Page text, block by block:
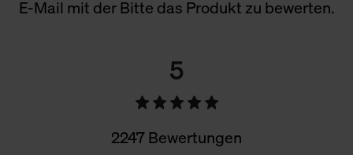
E-Mail mit der Bitte das Produkt zu bewerten.
5
2247 Bewertungen